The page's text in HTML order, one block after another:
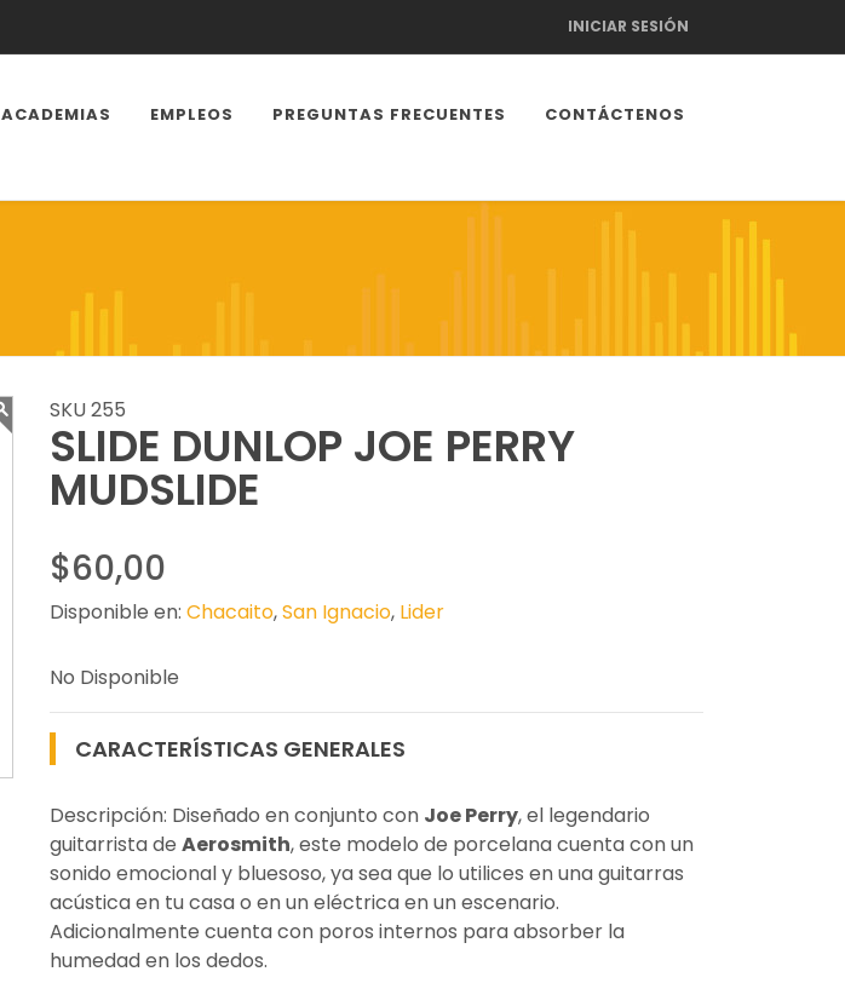
INICIAR SESIÓN
ACADEMIAS EMPLEOS PREGUNTAS FRECUENTES CONTÁCTENOS
SKU 255
SLIDE DUNLOP JOE PERRY
MUDSLIDE
$60,00
Disponible en: Chacaito,San Ignacio, Lider
No Disponible
CARACTERÍSTICAS GENERALES
Descripción: Diseñado en conjunto con Joe Perry, el legendario
guitarrista de Aerosmith, este modelo de porcelana cuenta con un
sonido emocional y bluesoso, ya sea que lo utilices en una guitarras
acústica en tu casa o en un eléctrica en un escenario.
Adicionalmente cuenta con poros internos para absorber la
humedad en los dedos.